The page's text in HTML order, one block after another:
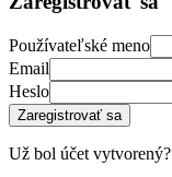
Používateľské meno
Email
Heslo
Zaregistrovať sa
Už bol účet vytvorený?